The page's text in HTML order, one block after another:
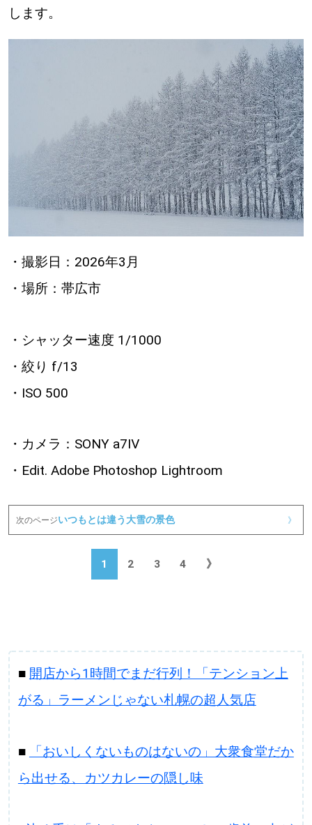
します。
・撮影日：2026年3月
・場所：帯広市
・シャッター速度 1/1000
・絞り f/13
・ISO 500
・カメラ：SONY a7Ⅳ
・Edit. Adobe Photoshop Lightroom
次のページいつもとは違う大雪の景色 》
1 2 3 4 》
■ 開店から1時間でまだ行列！「テンション上
がる」ラーメンじゃない札幌の超人気店
■
「おいしくないものはないの」大衆食堂だか
ら出せる、カツカレーの隠し味